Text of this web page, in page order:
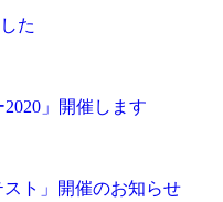
た
2020」開催します
スト」開催のお知らせ